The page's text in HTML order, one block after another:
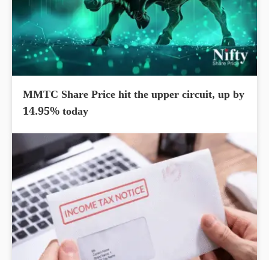
MMTC Share Price hit the upper circuit, up by
14.95% today